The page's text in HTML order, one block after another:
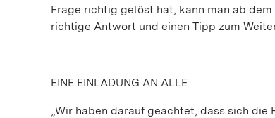
Frage richtig gelöst hat, kann man ab
richtige Antwort und einen Tipp zum
EINE EINLADUNG AN ALLE
„Wir haben darauf geachtet, dass sich